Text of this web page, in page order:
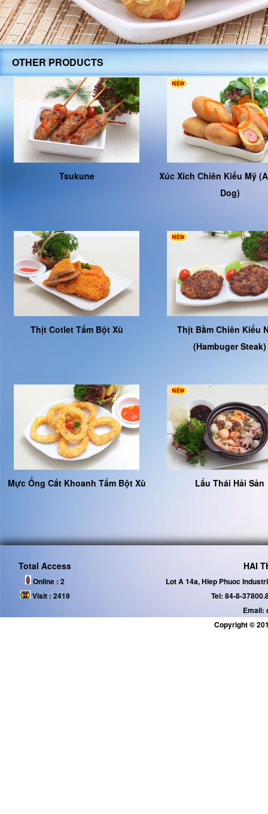
OTHER PRODUCTS
Tsukune
Xúc Xích Chiên Kiểu Mỹ
Dog)
Thịt Cotlet Tẩm Bột Xù
Thịt Bằm Chiên Kiểu
(Hambuger Steak)
Mực Ống Cắt Khoanh Tẩm Bột Xù Lẩu Thái Hải Sản
Total Access
Online : 2
Visit : 2419
HAI
Lot A 14a, Hiep Phuoc
Tel: 84-8-
Email:
Copyright ©